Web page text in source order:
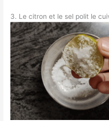
3. Le citron et le sel polit le